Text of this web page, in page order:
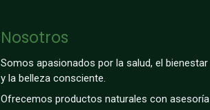
Nosotros
Somos apasionados por la salud, el bienestar
y la belleza consciente.
Ofrecemos productos naturales con asesoría